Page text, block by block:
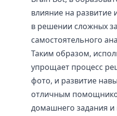
влияние на
в решении сложных
самостоятельного
Таким образом,
упрощает процесс
фото, и развитие
отличным
домашнего задания и